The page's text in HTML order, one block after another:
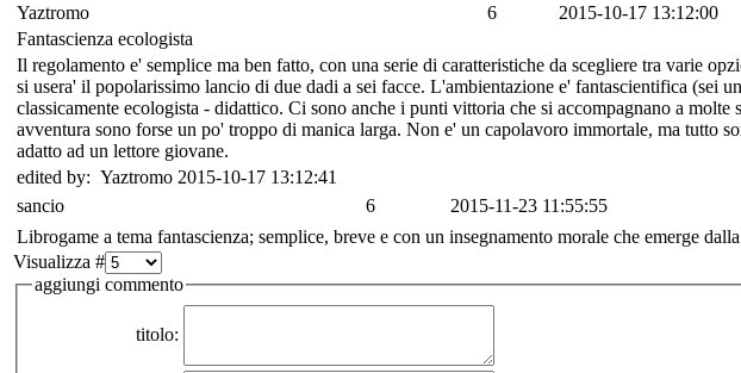
Yaztromo
6
2015-10-17 13:12:00
Fantascienza ecologista
Il regolamento e' semplice ma ben fatto, con una serie di caratteristiche da scegliere tra varie
si usera' il popolarissimo lancio di due dadi a sei facce. L'ambientazione e' fantascientifica
classicamente ecologista - didattico. Ci sono anche i punti vittoria che si accompagnano a
avventura sono forse un po' troppo di manica larga. Non e' un capolavoro immortale, ma tutto
adatto ad un lettore giovane.
edited by: Yaztromo 2015-10-17 13:12:41
sancio
6
2015-11-23 11:55:55
Librogame a tema fantascienza; semplice, breve e con un insegnamento morale che emerge
Visualizza #
aggiungi commento
titolo: